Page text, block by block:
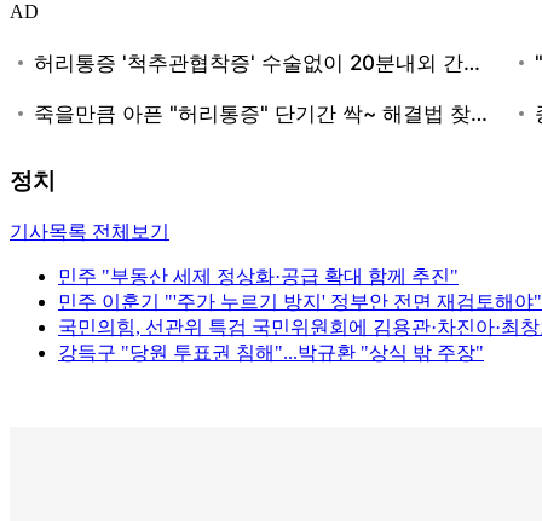
AD
정치
기사목록 전체보기
민주 "부동산 세제 정상화·공급 확대 함께 추진"
민주 이훈기 "'주가 누르기 방지' 정부안 전면 재검토해야"
국민의힘, 선관위 특검 국민위원회에 김용관·차진아·최
강득구 "당원 투표권 침해"...박규환 "상식 밖 주장"